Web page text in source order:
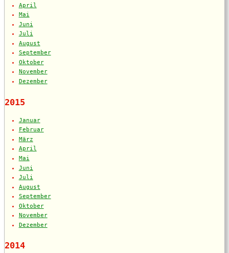
April
Mai
Juni
Juli
August
September
Oktober
November
Dezember
2015
Januar
Februar
März
April
Mai
Juni
Juli
August
September
Oktober
November
Dezember
2014